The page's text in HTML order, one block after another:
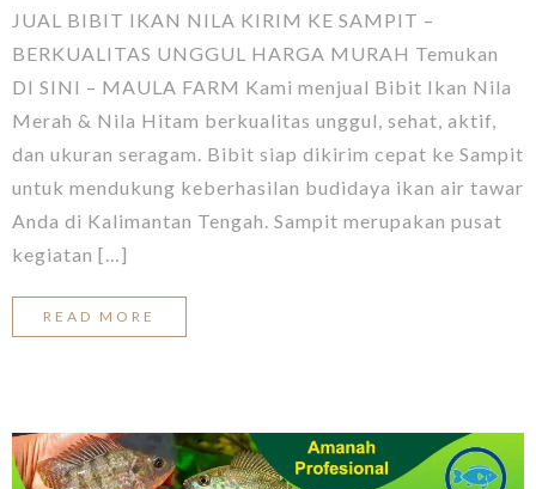
JUAL BIBIT IKAN NILA KIRIM KE SAMPIT –
BERKUALITAS UNGGUL HARGA MURAH Temukan
DI SINI – MAULA FARM Kami menjual Bibit Ikan Nila
Merah & Nila Hitam berkualitas unggul, sehat, aktif,
dan ukuran seragam. Bibit siap dikirim cepat ke Sampit
untuk mendukung keberhasilan budidaya ikan air tawar
Anda di Kalimantan Tengah. Sampit merupakan pusat
kegiatan […]
READ MORE